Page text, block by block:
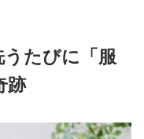
たびに「服
跡